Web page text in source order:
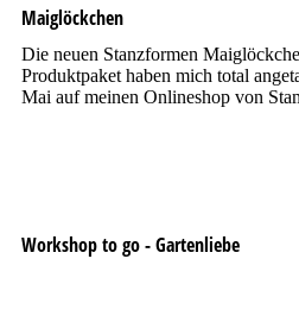
Maiglöckchen
Die neuen Stanzformen
Produktpaket haben mich total
Mai auf meinen Onlineshop von
Workshop to go - Gartenliebe